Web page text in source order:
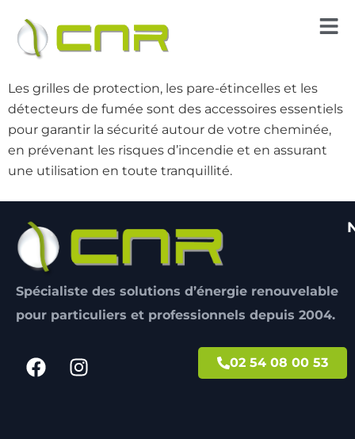
Les grilles de protection, les pare-étincelles et les
détecteurs de fumée sont des accessoires essentiels
pour garantir la sécurité autour de votre cheminée,
en prévenant les risques d’incendie et en assurant
une utilisation en toute tranquillité.
Spécialiste des solutions d’énergie renouvelable
pour particuliers et professionnels depuis 2004.
02 54 08 00 53